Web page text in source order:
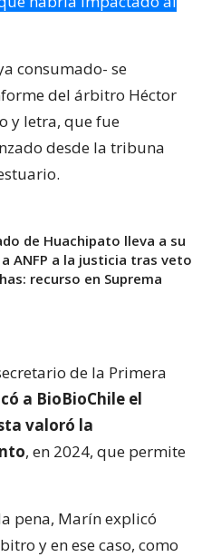
consumado- se
del árbitro Héctor
y letra, que fue
desde la tribuna
de Huachipato lleva a su
ANFP a la justicia tras veto
recurso en Suprema
de la Primera
a BioBioChile el
valoró la
, en 2024, que permite
pena, Marín explicó
y en ese caso, como